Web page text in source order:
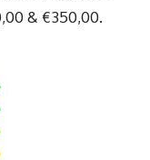
& €350,00.